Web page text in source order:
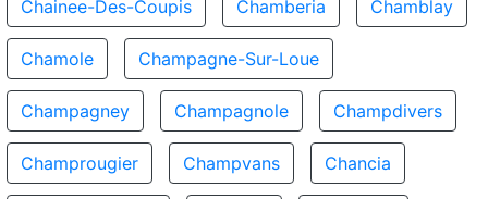
Chainee-Des-Coupis Chamberia Chamblay
Chamole Champagne-Sur-Loue
Champagney Champagnole Champdivers
Champrougier Champvans Chancia